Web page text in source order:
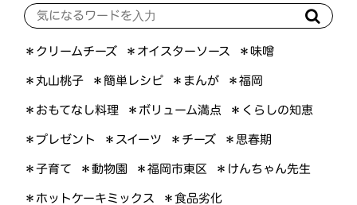
＊クリームチーズ ＊オイスターソース ＊味噌
＊丸山桃子 ＊簡単レシピ ＊まんが ＊福岡
＊おもてなし料理 ＊ボリューム満点 ＊くらしの知恵
＊プレゼント ＊スイーツ ＊チーズ ＊思春期
＊子育て ＊動物園 ＊福岡市東区 ＊けんちゃん先生
＊ホットケーキミックス ＊食品劣化